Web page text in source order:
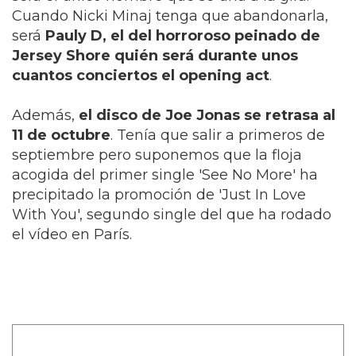
Cuando Nicki Minaj tenga que abandonarla,
será Pauly D, el del horroroso peinado de
Jersey Shore quién será durante unos
cuantos conciertos el opening act.
Además, el disco de Joe Jonas se retrasa al
11 de octubre. Tenía que salir a primeros de
septiembre pero suponemos que la floja
acogida del primer single 'See No More' ha
precipitado la promoción de 'Just In Love
With You', segundo single del que ha rodado
el vídeo en París.